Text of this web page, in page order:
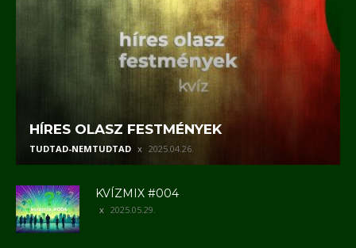
HÍRES OLASZ FESTMÉNYEK
TUDTAD-NEMTUDTAD 2025.04.26.
KVÍZMIX #004
2025.05.29.